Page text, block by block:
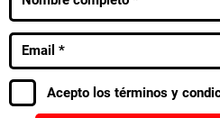
Acepto los términos y